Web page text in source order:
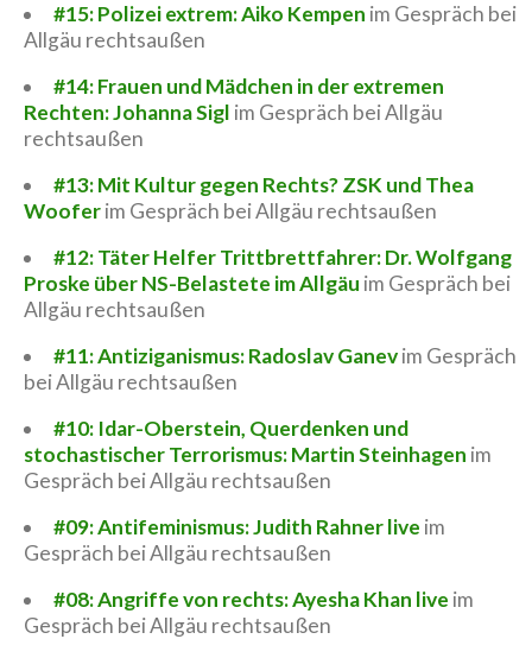
#15: Polizei extrem: Aiko Kempen im Gespräch bei
Allgäu rechtsaußen
#14: Frauen und Mädchen in der extremen
Rechten: Johanna Sigl im Gespräch bei Allgäu
rechtsaußen
#13: Mit Kultur gegen Rechts? ZSK und Thea
Wooferim Gespräch bei Allgäu rechtsaußen
#12: Täter Helfer Trittbrettfahrer: Dr. Wolfgang
Proske über NS-Belastete im Allgäu im Gespräch bei
Allgäu rechtsaußen
#11: Antiziganismus: Radoslav Ganevim Gespräch
bei Allgäu rechtsaußen
#10: Idar-Oberstein, Querdenken und
stochastischer Terrorismus: Martin Steinhagen im
Gespräch bei Allgäu rechtsaußen
#09: Antifeminismus: Judith Rahner live im
Gespräch bei Allgäu rechtsaußen
#08: Angriffe von rechts: Ayesha Khan live im
Gespräch bei Allgäu rechtsaußen